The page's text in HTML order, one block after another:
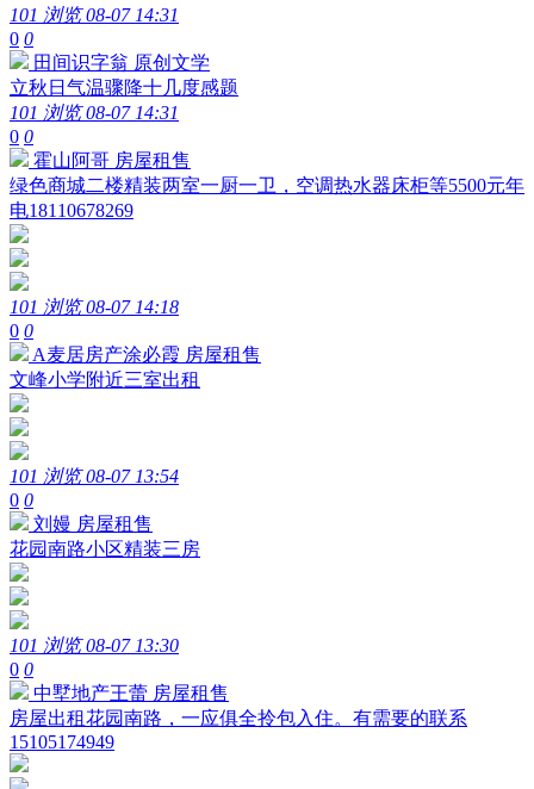
101 浏览 08-07 14:31
0 0
田间识字翁 原创文学
立秋日气温骤降十几度感题
101 浏览 08-07 14:31
0 0
霍山阿哥 房屋租售
绿色商城二楼精装两室一厨一卫，空调热水器床柜等5500元年
电18110678269
101 浏览 08-07 14:18
0 0
A麦居房产涂必霞 房屋租售
文峰小学附近三室出租
101 浏览 08-07 13:54
0 0
刘嫚 房屋租售
花园南路小区精装三房
101 浏览 08-07 13:30
0 0
中墅地产王蕾 房屋租售
房屋出租花园南路，一应俱全拎包入住。有需要的联系
15105174949